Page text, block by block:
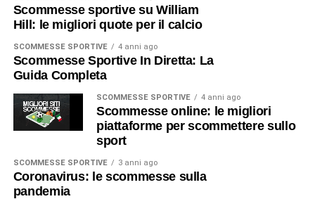
Scommesse sportive su William
Hill: le migliori quote per il calcio
SCOMMESSE SPORTIVE 4 anni ago
Scommesse Sportive In Diretta: La
Guida Completa
SCOMMESSE SPORTIVE 4 anni ago
Scommesse online: le migliori
piattaforme per scommettere sullo
sport
SCOMMESSE SPORTIVE 3 anni ago
Coronavirus: le scommesse sulla
pandemia